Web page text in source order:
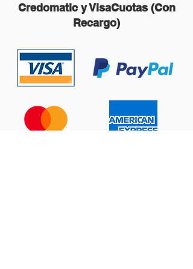
Credomatic y VisaCuotas (Con
Recargo)